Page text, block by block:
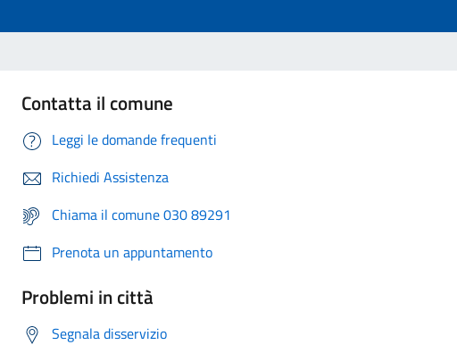
Contatta il comune
Leggi le domande frequenti
Richiedi Assistenza
Chiama il comune 030 89291
Prenota un appuntamento
Problemi in città
Segnala disservizio